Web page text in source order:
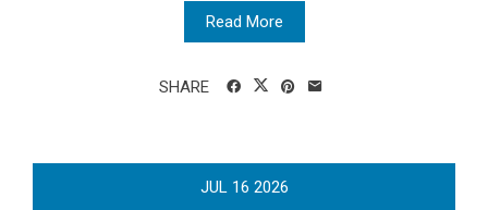
Read More
SHARE
JUL 16 2026